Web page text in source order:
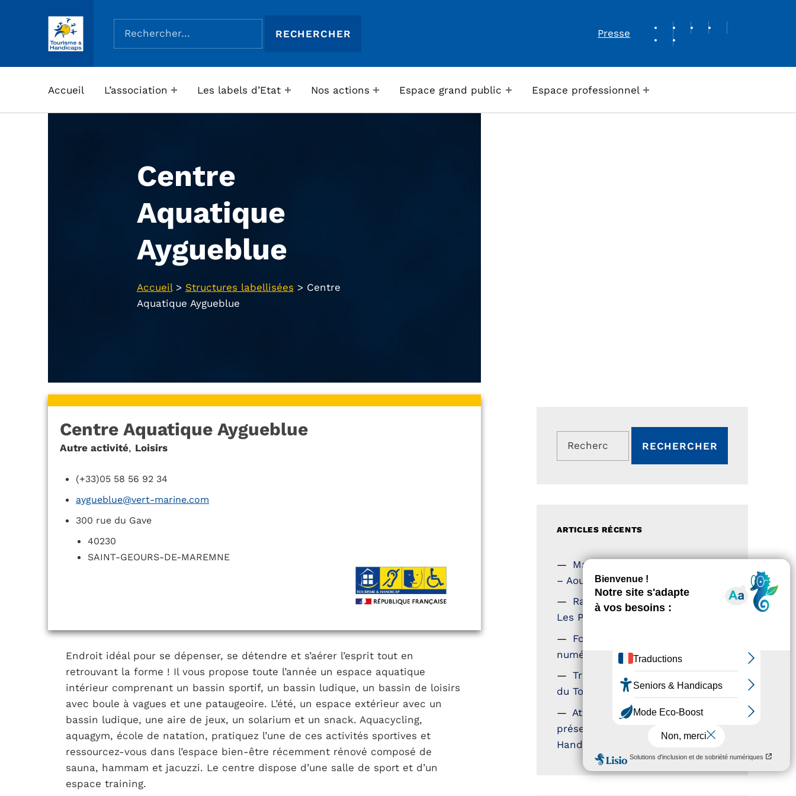
ASSOCIATION TOURISME ET HANDICAPS
Rechercher :
Presse
REVUE DE PRESSE
Accueil L’association Les labels d’Etat Nos actions Espace grand public Espace professionnel
Centre
Aquatique
Aygueblue
Accueil> Structures labellisées > Centre
Aquatique Aygueblue
Centre Aquatique Aygueblue
Autre activité, Loisirs
(+33)05 58 56 92 34
aygueblue@vert-marine.com
300 rue du Gave
40230
SAINT-GEOURS-DE-MAREMNE
Endroit idéal pour se dépenser, se détendre et s’aérer l’esprit tout en
retrouvant la forme ! Il vous propose toute l’année un espace aquatique
intérieur comprenant un bassin sportif, un bassin ludique, un bassin de loisirs
avec boule à vagues et une pataugeoire. L’été, un espace extérieur avec un
bassin ludique, une aire de jeux, un solarium et un snack. Aquacycling,
aquagym, école de natation, pratiquez l’une de ces activités sportives et
ressourcez-vous dans l’espace bien-être récemment rénové composé de
sauna, hammam et jacuzzi. Le centre dispose d’une salle de sport et d’un
espace training.
Rechercher :
ARTICLES RÉCENTS
Magazine Tourisme Accessible
– Aout 2026
Rallye Aicha des Gazelles –
Les Petillantes
Formation Communication
numérique
Trophées Horizons – Acteurs
du Tourisme Durable
Atout France – flyer
présentation label Tourisme &
Handicap